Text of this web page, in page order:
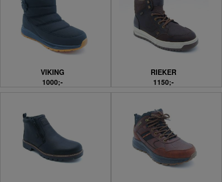
VIKING
1000;-
RIEKER
1150;-